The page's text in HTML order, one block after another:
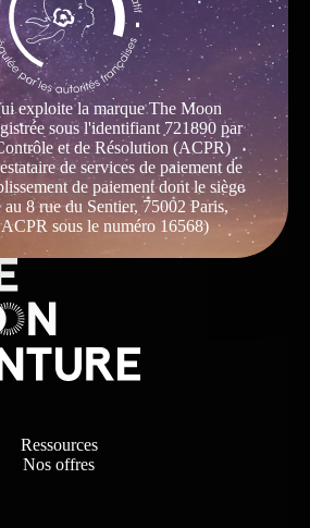
exploite la marque The Moon
sous l'identifiant 721890 par
et de Résolution (ACPR)
de services de paiement de
de paiement dont le siège
au 8 rue du Sentier, 75002 Paris,
sous le numéro 16568)
Ressources
Nos offres